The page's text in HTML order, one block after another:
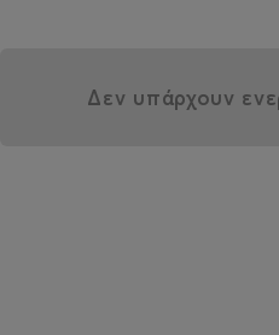
Δεν υπάρχουν